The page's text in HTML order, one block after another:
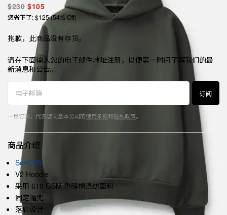
$230 $105
您省下了: $125 (54% Off)
抱歉，此商品没有存货。
请在下面输入您的电子邮件地址注册，以便第一时间了解我们的最
新消息和公告。
订阅
一旦订阅，代表您同意本公司的使用条款和隐私政策。
商品介绍
Seventh
V2 Hoodie
采用 610 GSM 重磅棉混纺面料
固定帽兜
落肩设计